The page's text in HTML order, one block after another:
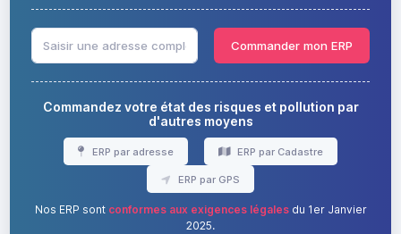
Commander mon ERP
Commandez votre état des risques et pollution par
d'autres moyens
ERP par adresse ERP par Cadastre
ERP par GPS
Nos ERP sont conformes aux exigences légalesdu 1er Janvier
2025.